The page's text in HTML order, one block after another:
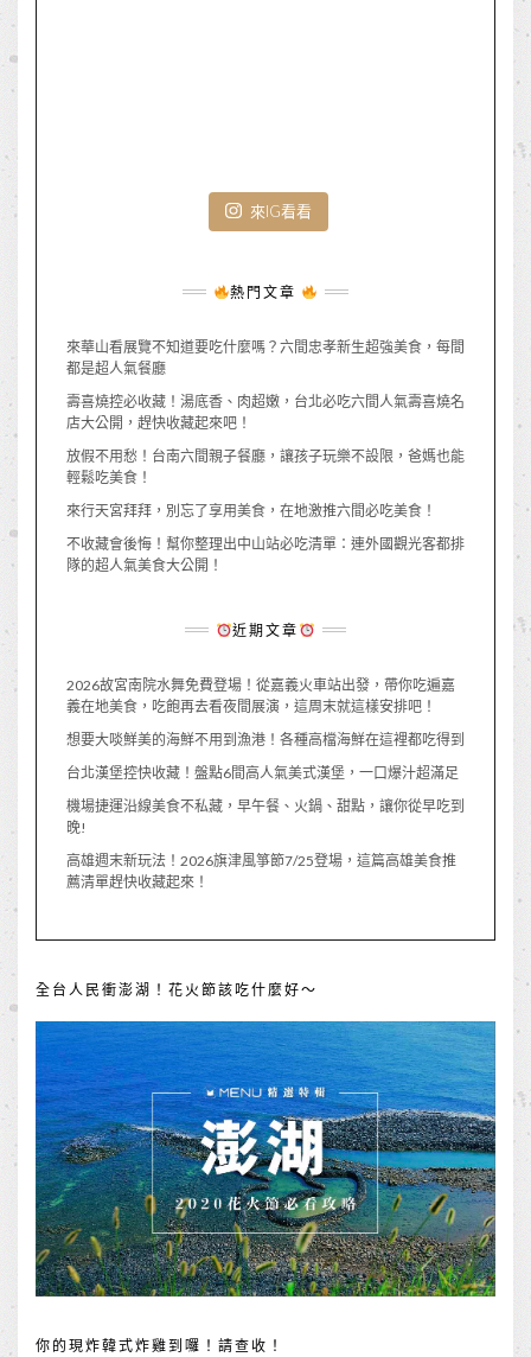
來IG看看
熱門文章
來華山看展覽不知道要吃什麼嗎？六間忠孝新生超強美食，每間
都是超人氣餐廳
壽喜燒控必收藏！湯底香、肉超嫩，台北必吃六間人氣壽喜燒名
店大公開，趕快收藏起來吧！
放假不用愁！台南六間親子餐廳，讓孩子玩樂不設限，爸媽也能
輕鬆吃美食！
來行天宮拜拜，別忘了享用美食，在地激推六間必吃美食！
不收藏會後悔！幫你整理出中山站必吃清單：連外國觀光客都排
隊的超人氣美食大公開！
近期文章
2026故宮南院水舞免費登場！從嘉義火車站出發，帶你吃遍嘉
義在地美食，吃飽再去看夜間展演，這周末就這樣安排吧！
想要大啖鮮美的海鮮不用到漁港！各種高檔海鮮在這裡都吃得到
台北漢堡控快收藏！盤點6間高人氣美式漢堡，一口爆汁超滿足
機場捷運沿線美食不私藏，早午餐、火鍋、甜點，讓你從早吃到
晚!
高雄週末新玩法！2026旗津風箏節7/25登場，這篇高雄美食推
薦清單趕快收藏起來！
全台人民衝澎湖！花火節該吃什麼好～
你的現炸韓式炸雞到囉！請查收！